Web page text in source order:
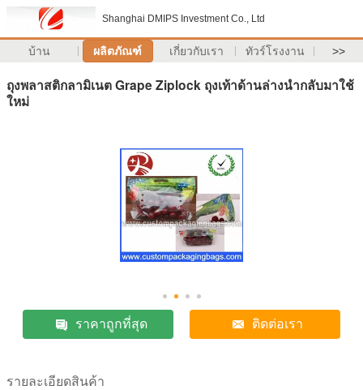
Shanghai DMIPS Investment Co., Ltd
บ้าน ผลิตภัณฑ์ เกี่ยวกับเรา ทัวร์โรงงาน >>
ถุงพลาสติกลามิเนต Grape Ziplock ถุงเท้าด้านล่างนำกลับมาใช้
ใหม่
ราคาถูกที่สุด ติดต่อเรา
รายละเอียดสินค้า